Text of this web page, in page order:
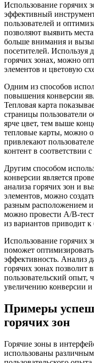
Использование горячих
эффективный
пользователей и
позволяют выявить
больше внимания и
посетителей. Используя
горячих зонах, можно
элементов и цветовую
Одним из способов
повышения конверсии
Тепловая карта
страницы пользователи
ярче цвет, тем выше
тепловые карты, можно
привлекают
контент в соответствии
Другим способом
конверсии является
анализа горячих зон и
элементов, можно
разным расположением
можно провести A/B-
из вариантов приводит
Использование горячих
поможет
эффективность. Анализ
горячих зонах позволит
пользовательский опыт,
увеличению конверсии
Примеры
горячих зон
Горячие зоны в
использованы